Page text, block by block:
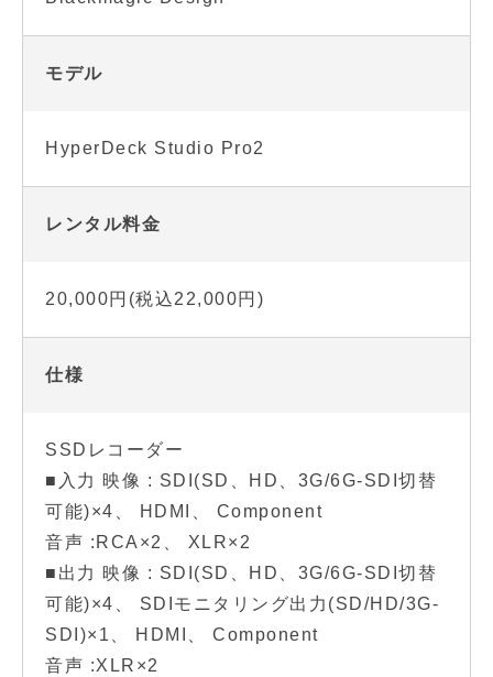
モデル
HyperDeck Studio Pro2
レンタル料金
20,000円(税込22,000円)
仕様
SSDレコーダー
■入力 映像 : SDI(SD、HD、3G/6G-SDI切替
可能)×4、 HDMI、 Component
音声 :RCA×2、 XLR×2
■出力 映像 : SDI(SD、HD、3G/6G-SDI切替
可能)×4、 SDIモニタリング出力(SD/HD/3G-
SDI)×1、 HDMI、 Component
音声 :XLR×2